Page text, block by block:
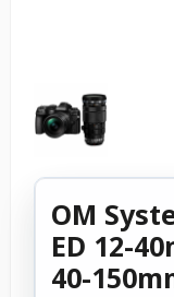
OM
ED 12-
40-